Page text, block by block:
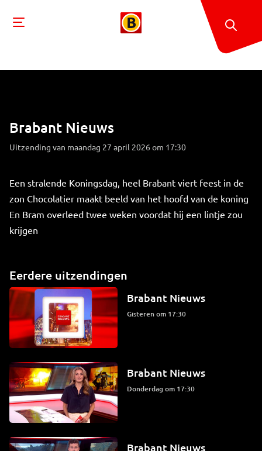
Brabant Nieuws
Uitzending van maandag 27 april 2026 om 17:30
Een stralende Koningsdag, heel Brabant viert feest in de
zon Chocolatier maakt beeld van het hoofd van de koning
En Bram overleed twee weken voordat hij een lintje zou
krijgen
Eerdere uitzendingen
Brabant Nieuws
Gisteren om 17:30
Brabant Nieuws
donderdag om 17:30
Brabant Nieuws